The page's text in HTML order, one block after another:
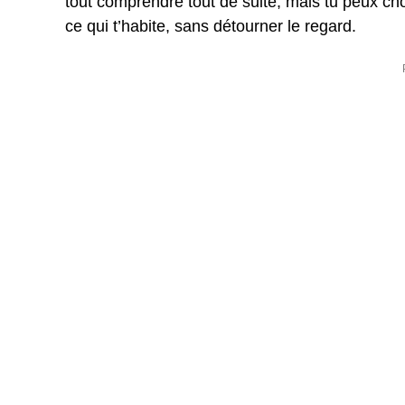
ce qui t’habite, sans détourner le regard.